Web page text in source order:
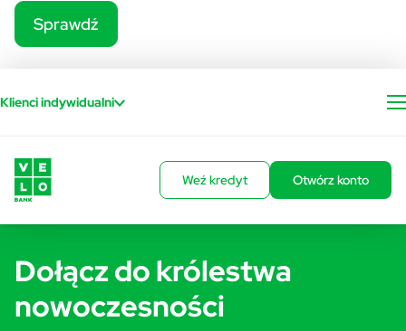
Sprawdź
Klienci indywidualni
Weź kredyt Otwórz konto
Dołącz do królestwa
nowoczesności